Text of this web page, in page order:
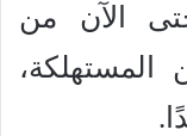
الآن من
المستهلكة،